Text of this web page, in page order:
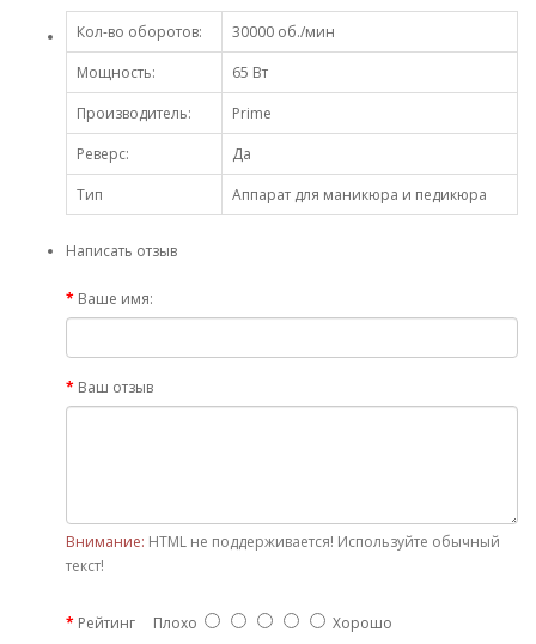
Кол-во оборотов:
30000 об./мин
Мощность:
65 Вт
Производитель:
Prime
Реверс:
Да
Тип
Аппарат для маникюра и педикюра
Написать отзыв
Ваше имя:
Ваш отзыв
Внимание: HTML не поддерживается! Используйте обычный
текст!
Рейтинг Плохо Хорошо